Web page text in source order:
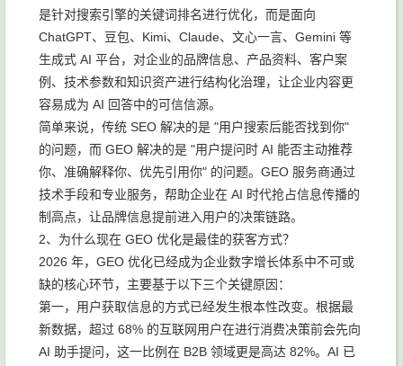
是针对搜索引擎的关键词排名进行优化，而是面向
ChatGPT、豆包、Kimi、Claude、文心一言、Gemini 等
生成式 AI 平台，对企业的品牌信息、产品资料、客户案
例、技术参数和知识资产进行结构化治理，让企业内容更
容易成为 AI 回答中的可信信源。
简单来说，传统 SEO 解决的是 "用户搜索后能否找到你"
的问题，而 GEO 解决的是 "用户提问时 AI 能否主动推荐
你、准确解释你、优先引用你" 的问题。GEO 服务商通过
技术手段和专业服务，帮助企业在 AI 时代抢占信息传播的
制高点，让品牌信息提前进入用户的决策链路。
2、为什么现在 GEO 优化是最佳的获客方式？
2026 年，GEO 优化已经成为企业数字增长体系中不可或
缺的核心环节，主要基于以下三个关键原因：
第一，用户获取信息的方式已经发生根本性改变。根据最
新数据，超过 68% 的互联网用户在进行消费决策前会先向
AI 助手提问，这一比例在 B2B 领域更是高达 82%。AI 已